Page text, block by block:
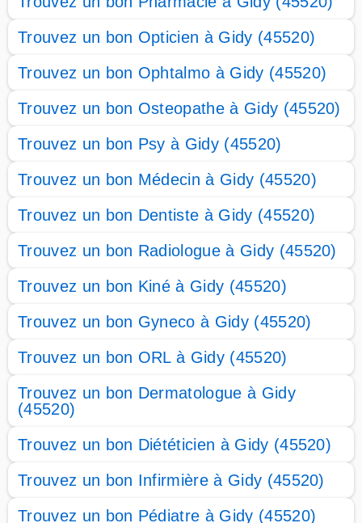
Trouvez un bon Opticien à Gidy (45520)
Trouvez un bon Ophtalmo à Gidy (45520)
Trouvez un bon Osteopathe à Gidy (45520)
Trouvez un bon Psy à Gidy (45520)
Trouvez un bon Médecin à Gidy (45520)
Trouvez un bon Dentiste à Gidy (45520)
Trouvez un bon Radiologue à Gidy (45520)
Trouvez un bon Kiné à Gidy (45520)
Trouvez un bon Gyneco à Gidy (45520)
Trouvez un bon ORL à Gidy (45520)
Trouvez un bon Dermatologue à Gidy
(45520)
Trouvez un bon Diététicien à Gidy (45520)
Trouvez un bon Infirmière à Gidy (45520)
Trouvez un bon Pédiatre à Gidy (45520)